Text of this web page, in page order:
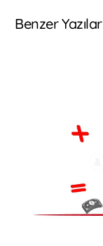
Benzer Yazılar